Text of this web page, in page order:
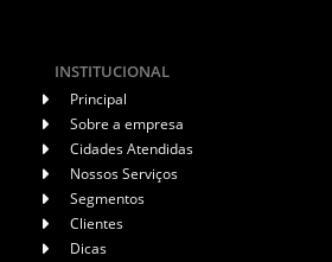
INSTITUCIONAL
Principal
Sobre a empresa
Cidades Atendidas
Nossos Serviços
Segmentos
Clientes
Dicas